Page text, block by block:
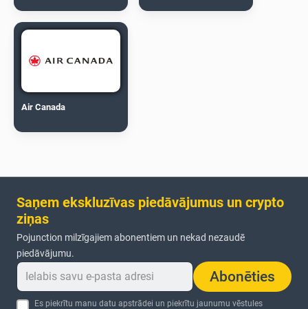
Air Canada
Saņem ekskluzīvas piedāvājumus un crypto
ziņas
Pojunction milzīgajiem abonentiem un nekad nezaudē
piedāvājumu.
Abonēties
Es piekrītu manu datu apstrādei un piekrītu jaunumu vēstules